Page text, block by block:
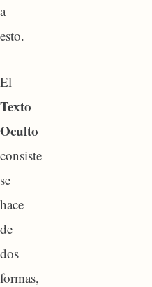
a
esto.
El
Texto
Oculto
consiste
se
hace
de
dos
formas,